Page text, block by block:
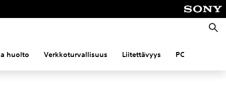
Haku
huolto Verkkoturvallisuus Liitettävyys PC